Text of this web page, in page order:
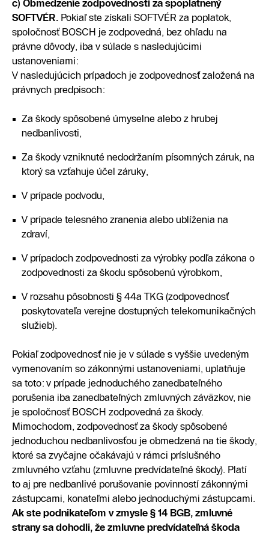
c) Obmedzenie zodpovednosti za spoplatnený
SOFTVÉR. Pokiaľ ste získali SOFTVÉR za poplatok,
spoločnosť BOSCH je zodpovedná, bez ohľadu na
právne dôvody, iba v súlade s nasledujúcimi
ustanoveniami:
V nasledujúcich prípadoch je zodpovednosť založená na
právnych predpisoch:
Za škody spôsobené úmyselne alebo z hrubej
nedbanlivosti,
Za škody vzniknuté nedodržaním písomných záruk, na
ktorý sa vzťahuje účel záruky,
V prípade podvodu,
V prípade telesného zranenia alebo ublíženia na
zdraví,
V prípadoch zodpovednosti za výrobky podľa zákona o
zodpovednosti za škodu spôsobenú výrobkom,
V rozsahu pôsobnosti § 44a TKG (zodpovednosť
poskytovateľa verejne dostupných telekomunikačných
služieb).
Pokiaľ zodpovednosť nie je v súlade s vyššie uvedeným
vymenovaním so zákonnými ustanoveniami, uplatňuje
sa toto: v prípade jednoduchého zanedbateľného
porušenia iba zanedbateľných zmluvných záväzkov, nie
je spoločnosť BOSCH zodpovedná za škody.
Mimochodom, zodpovednosť za škody spôsobené
jednoduchou nedbanlivosťou je obmedzená na tie škody,
ktoré sa zvyčajne očakávajú v rámci príslušného
zmluvného vzťahu (zmluvne predvídateľné škody). Platí
to aj pre nedbanlivé porušovanie povinností zákonnými
zástupcami, konateľmi alebo jednoduchými zástupcami.
Ak ste podnikateľom v zmysle § 14 BGB, zmluvné
strany sa dohodli, že zmluvne predvídateľná škoda